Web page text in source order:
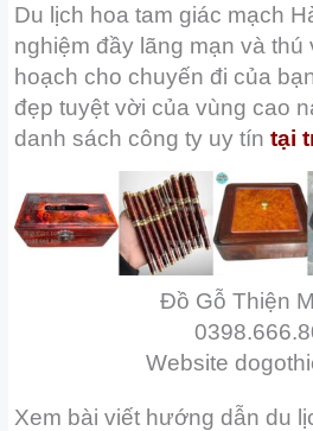
Du lịch hoa tam giác mạch
nghiệm đầy lãng mạn và thú
hoạch cho chuyến đi của
đẹp tuyệt vời của vùng cao
danh sách công ty uy tín tại
Đồ Gỗ Thiện
Website
Xem bài viết hướng dẫn du